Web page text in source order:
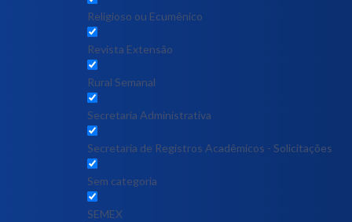
Religioso ou Ecumênico
Revista Extensão
Rural Semanal
Secretaria Administrativa
Secretaria de Registros Acadêmicos - Solicitações
Sem categoria
SEMEX